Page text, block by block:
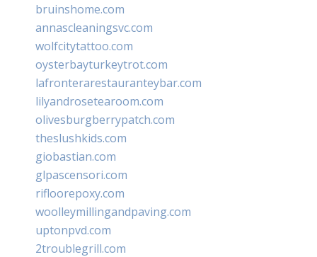
bruinshome.com
annascleaningsvc.com
wolfcitytattoo.com
oysterbayturkeytrot.com
lafronterarestauranteybar.com
lilyandrosetearoom.com
olivesburgberrypatch.com
theslushkids.com
giobastian.com
glpascensori.com
rifloorepoxy.com
woolleymillingandpaving.com
uptonpvd.com
2troublegrill.com